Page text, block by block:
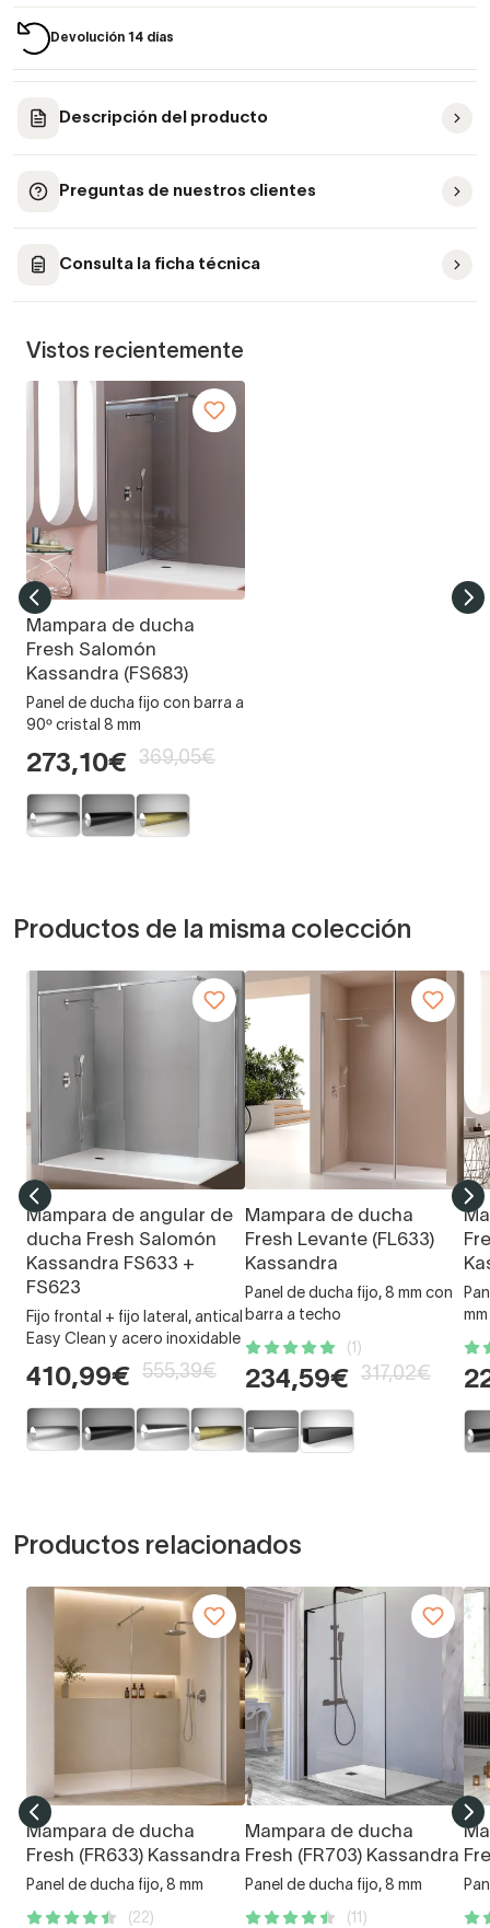
Devolución 14 días
Descripción del producto
Preguntas de nuestros clientes
Consulta la ficha técnica
Vistos recientemente
Mampara de ducha
Fresh Salomón
Kassandra (FS683)
Panel de ducha fijo con barra a
90º cristal 8 mm
273,10€ 369,05€
Productos de la misma colección
Mampara de angular de
ducha Fresh Salomón
Kassandra FS633 +
FS623
Fijo frontal + fijo lateral, antical
Easy Clean y acero inoxidable
410,99€ 555,39€
Mampara de ducha
Fresh Levante (FL633)
Kassandra
Panel de ducha fijo, 8 mm con
barra a techo
(1)
234,59€ 317,02€
mm
Productos relacionados
Mampara de ducha
Fresh (FR633) Kassandra
Panel de ducha fijo, 8 mm
(22)
Mampara de ducha
Fresh (FR703) Kassandra
Panel de ducha fijo, 8 mm
(11)